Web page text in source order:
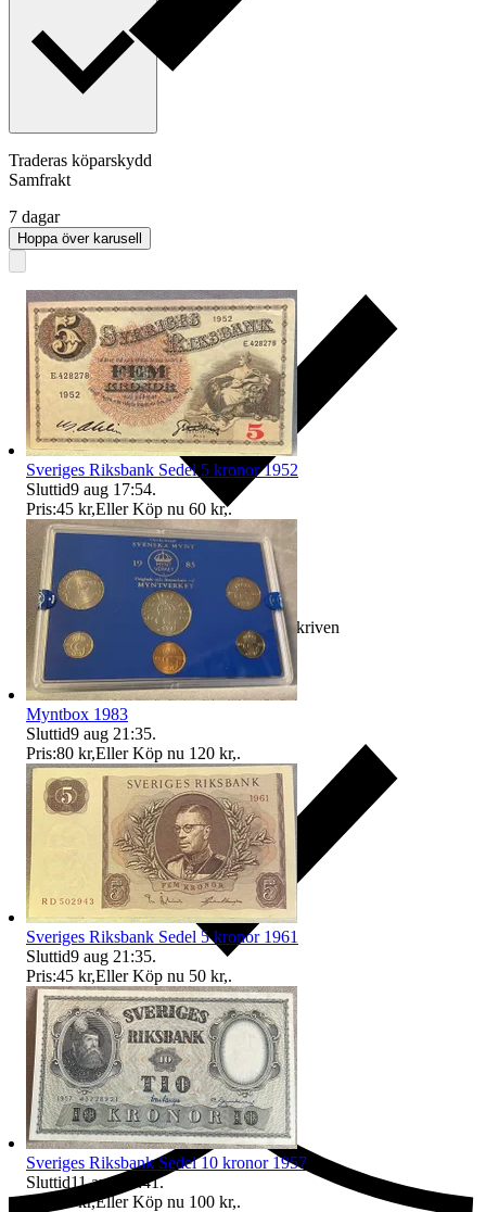
Traderas köparskydd
Ersättning om varan inte är som beskriven
Ersättning om du inte får din vara
Samfrakt
7 dagar
Hoppa över karusell
Sveriges Riksbank Sedel 5 kronor 1952
Sluttid9 aug 17:54.
Pris:45 kr,Eller Köp nu 60 kr,.
Myntbox 1983
Sluttid9 aug 21:35.
Pris:80 kr,Eller Köp nu 120 kr,.
Sveriges Riksbank Sedel 5 kronor 1961
Sluttid9 aug 21:35.
Pris:45 kr,Eller Köp nu 50 kr,.
Sveriges Riksbank Sedel 10 kronor 1957
Sluttid11 aug 18:41.
Pris:
80 kr,Eller Köp nu 100 kr,.